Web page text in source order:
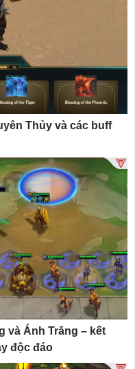
Thủy và các buff
và Ánh Trăng – kết
độc đáo